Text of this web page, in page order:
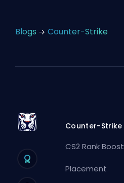
Blogs Counter-Strike
Counter-Strike
CS2 Rank Boost
Placement